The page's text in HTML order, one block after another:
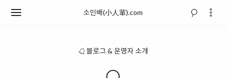
소인배(小人輩).com
블로그 & 운영자 소개